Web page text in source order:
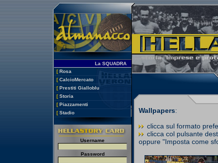
La SQUADRA
[ Rosa
[ CalcioMercato
[ Prestiti Gialloblu
[ Storia
[ Piazzamenti
[ Stadio
Username
Password
Wallpapers:
clicca sul formato
clicca col pulsante
oppure "Imposta come